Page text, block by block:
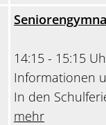
14:15 - 15:15
Informationen
In den
mehr